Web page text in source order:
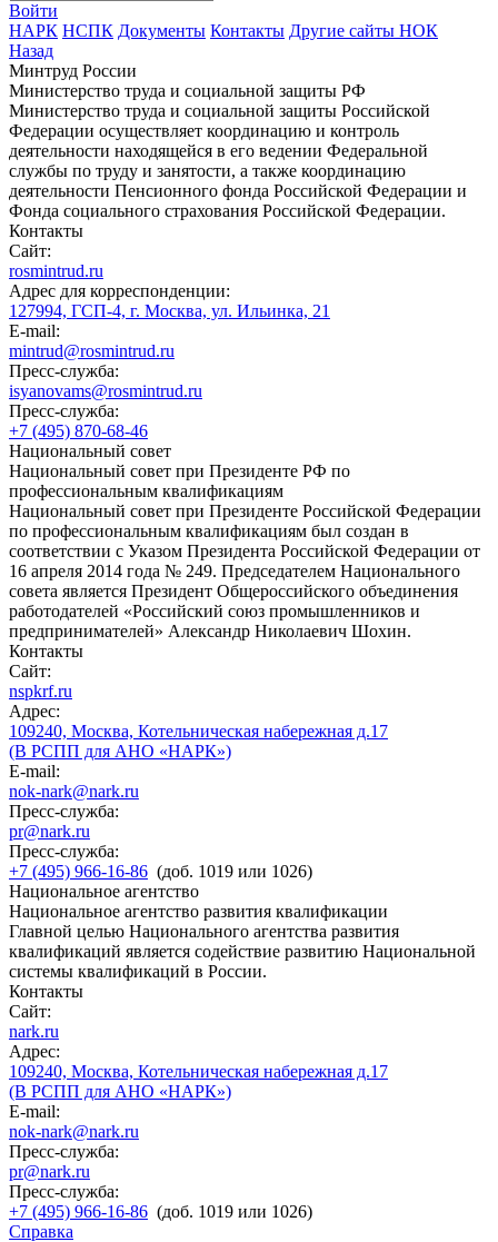
Войти
НАРК НСПК Документы Контакты Другие сайты НОК
Назад
Минтруд России
Министерство труда и социальной защиты РФ
Министерство труда и социальной защиты Российской
Федерации осуществляет координацию и контроль
деятельности находящейся в его ведении Федеральной
службы по труду и занятости, а также координацию
деятельности Пенсионного фонда Российской Федерации и
Фонда социального страхования Российской Федерации.
Контакты
Сайт:
rosmintrud.ru
Адрес для корреспонденции:
127994, ГСП-4, г. Москва, ул. Ильинка, 21
E-mail:
mintrud@rosmintrud.ru
Пресс-служба:
isyanovams@rosmintrud.ru
Пресс-служба:
+7 (495) 870-68-46
Национальный совет
Национальный совет при Президенте РФ по
профессиональным квалификациям
Национальный совет при Президенте Российской Федерации
по профессиональным квалификациям был создан в
соответствии с Указом Президента Российской Федерации от
16 апреля 2014 года № 249. Председателем Национального
совета является Президент Общероссийского объединения
работодателей «Российский союз промышленников и
предпринимателей» Александр Николаевич Шохин.
Контакты
Сайт:
nspkrf.ru
Адрес:
109240, Москва, Котельническая набережная д.17
(В РСПП для АНО «НАРК»)
E-mail:
nok-nark@nark.ru
Пресс-служба:
pr@nark.ru
Пресс-служба:
+7 (495) 966-16-86 (доб. 1019 или 1026)
Национальное агентство
Национальное агентство развития квалификации
Главной целью Национального агентства развития
квалификаций является содействие развитию Национальной
системы квалификаций в России.
Контакты
Сайт:
nark.ru
Адрес:
109240, Москва, Котельническая набережная д.17
(В РСПП для АНО «НАРК»)
E-mail:
nok-nark@nark.ru
Пресс-служба:
pr@nark.ru
Пресс-служба:
+7 (495) 966-16-86 (доб. 1019 или 1026)
Справка